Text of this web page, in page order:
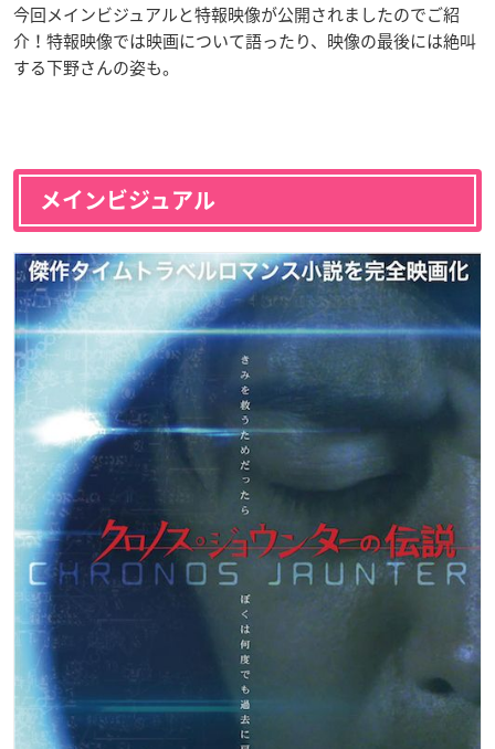
今回メインビジュアルと特報映像が公開されましたのでご紹
介！特報映像では映画について語ったり、映像の最後には絶叫
する下野さんの姿も。
メインビジュアル